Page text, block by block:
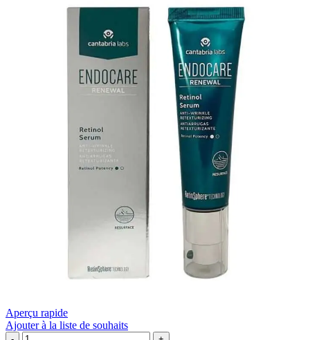
était :
est :
Aperçu rapide
Ajouter à la liste de souhaits
quantité